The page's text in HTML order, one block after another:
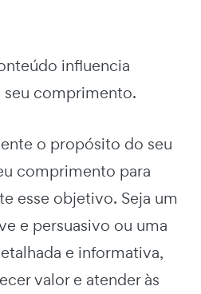
influencia
comprimento.
o propósito do seu
comprimento para
esse objetivo. Seja um
e persuasivo ou uma
e informativa,
valor e atender às